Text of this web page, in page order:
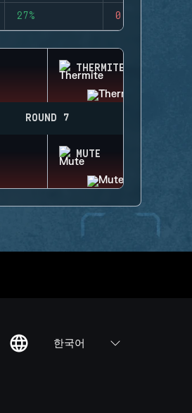
27% 0
THERMITE
ROUND 7
MUTE
한국어